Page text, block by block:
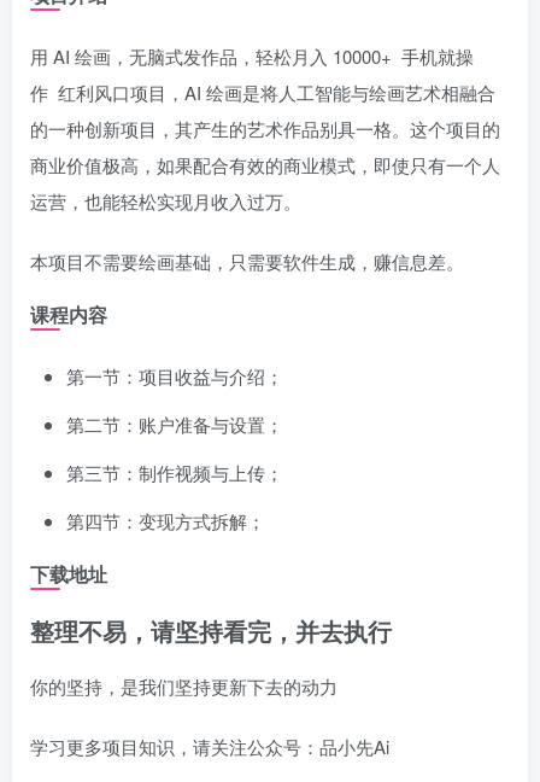
用 AI 绘画，无脑式发作品，轻松月入 10000+ 手机就操
作 红利风口项目，AI 绘画是将人工智能与绘画艺术相融合
的一种创新项目，其产生的艺术作品别具一格。这个项目的
商业价值极高，如果配合有效的商业模式，即使只有一个人
运营，也能轻松实现月收入过万。
本项目不需要绘画基础，只需要软件生成，赚信息差。
课程内容
第一节：项目收益与介绍；
第二节：账户准备与设置；
第三节：制作视频与上传；
第四节：变现方式拆解；
下载地址
整理不易，请坚持看完，并去执行
你的坚持，是我们坚持更新下去的动力
学习更多项目知识，请关注公众号：品小先Ai